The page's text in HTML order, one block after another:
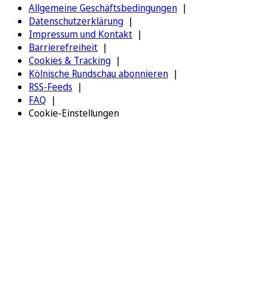
Allgemeine Geschäftsbedingungen
Datenschutzerklärung
Impressum und Kontakt
Barrierefreiheit
Cookies & Tracking
Kölnische Rundschau abonnieren
RSS-Feeds
FAQ
Cookie-Einstellungen